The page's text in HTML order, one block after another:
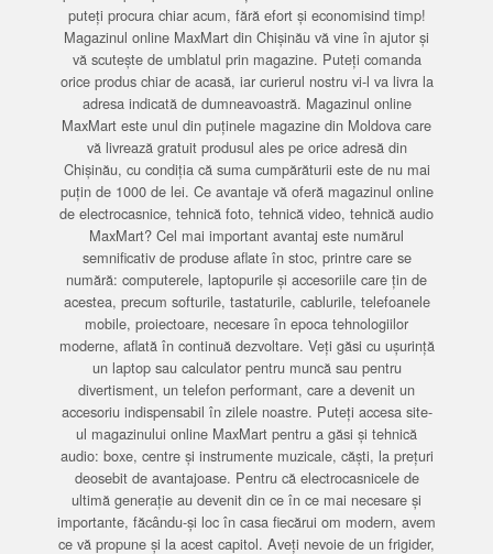
puteți procura chiar acum, fără efort și economisind timp!
Magazinul online MaxMart din Chișinău vă vine în ajutor și
vă scutește de umblatul prin magazine. Puteți comanda
orice produs chiar de acasă, iar curierul nostru vi-l va livra la
adresa indicată de dumneavoastră. Magazinul online
MaxMart este unul din puținele magazine din Moldova care
vă livrează gratuit produsul ales pe orice adresă din
Chișinău, cu condiția că suma cumpărăturii este de nu mai
puțin de 1000 de lei. Ce avantaje vă oferă magazinul online
de electrocasnice, tehnică foto, tehnică video, tehnică audio
MaxMart? Cel mai important avantaj este numărul
semnificativ de produse aflate în stoc, printre care se
numără: computerele, laptopurile și accesoriile care țin de
acestea, precum softurile, tastaturile, cablurile, telefoanele
mobile, proiectoare, necesare în epoca tehnologiilor
moderne, aflată în continuă dezvoltare. Veți găsi cu ușurință
un laptop sau calculator pentru muncă sau pentru
divertisment, un telefon performant, care a devenit un
accesoriu indispensabil în zilele noastre. Puteți accesa site-
ul magazinului online MaxMart pentru a găsi și tehnică
audio: boxe, centre și instrumente muzicale, căști, la prețuri
deosebit de avantajoase. Pentru că electrocasnicele de
ultimă generație au devenit din ce în ce mai necesare și
importante, făcându-și loc în casa fiecărui om modern, avem
ce vă propune și la acest capitol. Aveți nevoie de un frigider,